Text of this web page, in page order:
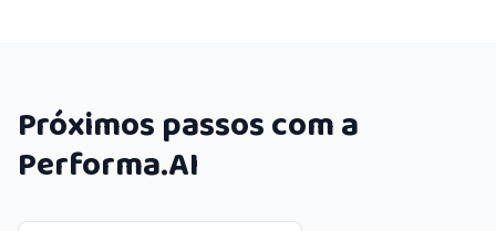
Próximos passos com a
Performa.AI